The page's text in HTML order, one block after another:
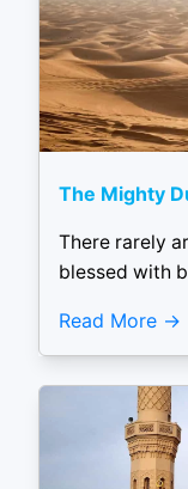
The Mighty
There rarely
blessed with
Read More